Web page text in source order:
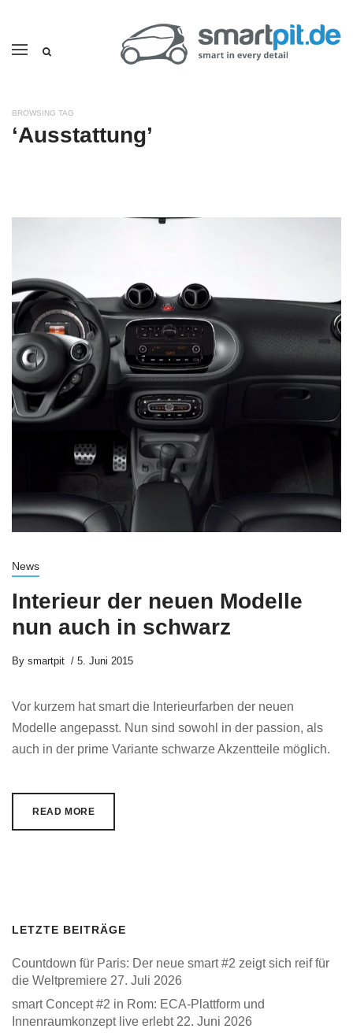
BROWSING TAG
‘Ausstattung’
News
Interieur der neuen Modelle
nun auch in schwarz
By smartpit 5. Juni 2015
Vor kurzem hat smart die Interieurfarben der neuen
Modelle angepasst. Nun sind sowohl in der passion, als
auch in der prime Variante schwarze Akzentteile möglich.
READ MORE
LETZTE BEITRÄGE
Countdown für Paris: Der neue smart #2 zeigt sich reif für
die Weltpremiere 27. Juli 2026
smart Concept #2 in Rom: ECA-Plattform und
Innenraumkonzept live erlebt 22. Juni 2026